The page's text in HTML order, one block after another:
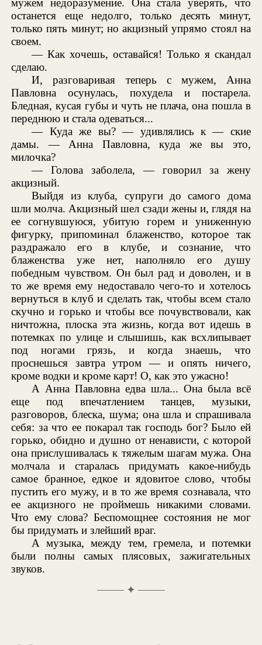
мужем недоразумение. Она стала уверять, что
останется еще недолго, только десять минут,
только пять минут; но акцизный упрямо стоял на
своем.
— Как хочешь, оставайся! Только я скандал
сделаю.
И, разговаривая теперь с мужем, Анна
Павловна осунулась, похудела и постарела.
Бледная, кусая губы и чуть не плача, она пошла в
переднюю и стала одеваться...
— Куда же вы? — удивлялись к — ские
дамы. — Анна Павловна, куда же вы это,
милочка?
— Голова заболела, — говорил за жену
акцизный.
Выйдя из клуба, супруги до самого дома
шли молча. Акцизный шел сзади жены и, глядя на
ее согнувшуюся, убитую горем и униженную
фигурку, припоминал блаженство, которое так
раздражало его в клубе, и сознание, что
блаженства уже нет, наполняло его душу
победным чувством. Он был рад и доволен, и в
то же время ему недоставало чего-то и хотелось
вернуться в клуб и сделать так, чтобы всем стало
скучно и горько и чтобы все почувствовали, как
ничтожна, плоска эта жизнь, когда вот идешь в
потемках по улице и слышишь, как всхлипывает
под ногами грязь, и когда знаешь, что
проснешься завтра утром — и опять ничего,
кроме водки и кроме карт! О, как это ужасно!
А Анна Павловна едва шла... Она была всё
еще под впечатлением танцев, музыки,
разговоров, блеска, шума; она шла и спрашивала
себя: за что ее покарал так господь бог? Было ей
горько, обидно и душно от ненависти, с которой
она прислушивалась к тяжелым шагам мужа. Она
молчала и старалась придумать какое-нибудь
самое бранное, едкое и ядовитое слово, чтобы
пустить его мужу, и в то же время сознавала, что
ее акцизного не проймешь никакими словами.
Что ему слова? Беспомощнее состояния не мог
бы придумать и злейший враг.
А музыка, между тем, гремела, и потемки
были полны самых плясовых, зажигательных
звуков.
✦